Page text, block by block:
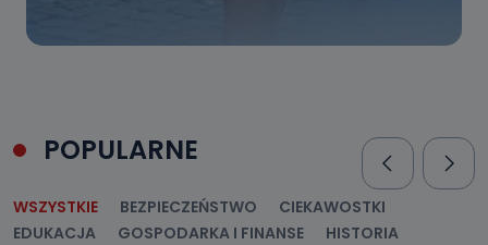
POPULARNE
WSZYSTKIE BEZPIECZEŃSTWO
CIEKAWOSTKI
EDUKACJA
GOSPODARKA I FINANSE
HISTORIA